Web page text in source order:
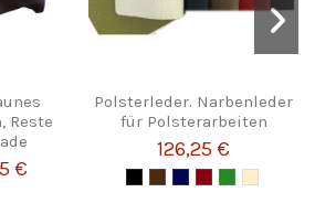
Reste
€
Polsterleder. Narbenleder
für Polsterarbeiten
126,25 €